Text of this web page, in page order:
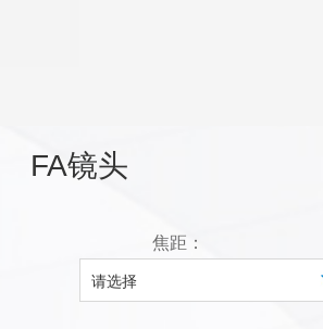
FA镜头
焦距：
请选择